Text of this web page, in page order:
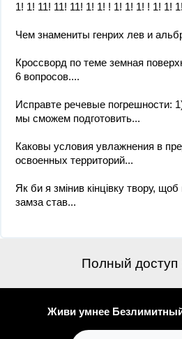
1! 1! 11! 11! 11! 1! 1! ! 1! 1! 1! ! 1! 1!
Чем знамениты генрих лев и
Кроссворд по теме земная
6 вопросов....
Исправте речевые погрешности:
мы сможем подготовить...
Каковы условия увлажнения в
освоенных территорий...
Як би я змінив кінцівку твору, щоб
замза став...
Полный доступ
Живи умнее